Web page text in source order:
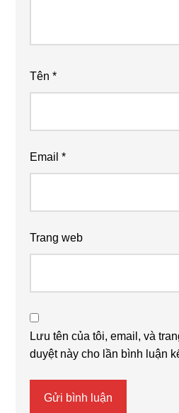
Tên*
Email*
Trang web
Lưu tên của tôi, email, và
duyệt này cho lần bình luận